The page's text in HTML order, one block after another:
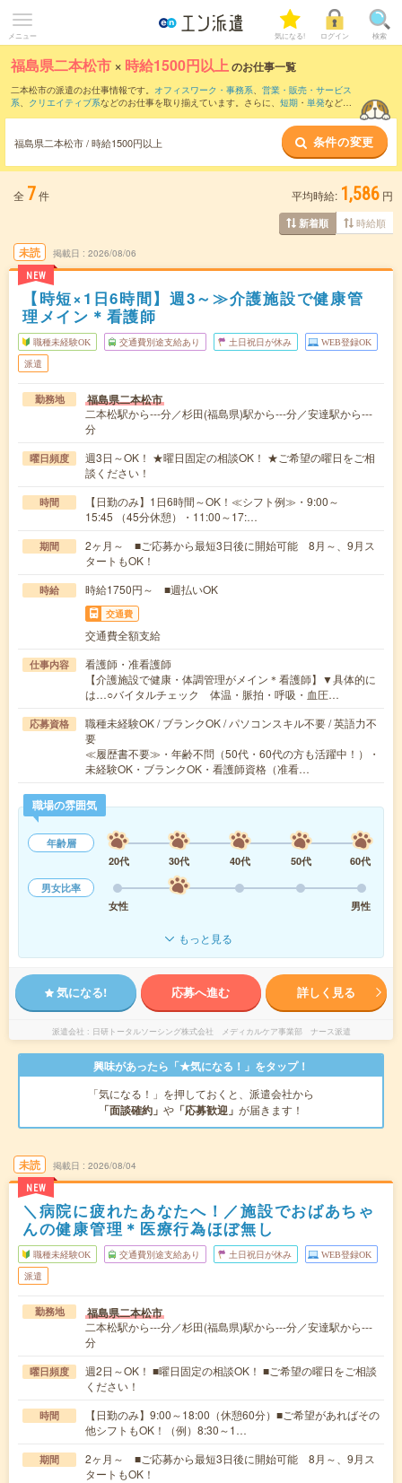
メニュー 気になる! ログイン 検索
福島県二本松市 × 時給1500円以上のお仕事一覧
二本松市の派遣のお仕事情報です。 オフィスワーク・事務系、 営業・販売・サービス
系、 クリエイティブ系などのお仕事を取り揃えています。さらに、 短期 ・ 単発などの
福島県二本松市 / 時給1500円以上 条件の変更
全 7件 平均時給: 1,586 円
新着順 時給順
未読
NEW
掲載日 2026/08/06
【時短×1日6時間】週3～≫介護施設で健康管
理メイン＊看護師
職種未経験OK 交通費別途支給あり 土日祝日が休み WEB登録OK
派遣
勤務地 福島県二本松市
二本松駅から---分／杉田(福島県)駅から---分／安達駅から---
分
曜日頻度
週3日～OK！ ★曜日固定の相談OK！ ★ご希望の曜日をご相
談ください！
時間
【日勤のみ】1日6時間～OK！≪シフト例≫・9:00～
15:45 （45分休憩）・11:00～17:…
期間
2ヶ月～ ■ご応募から最短3日後に開始可能 8月～、9月ス
タートもOK！
時給 時給1750円～ ■週払いOK
交通費
交通費全額支給
仕事内容
看護師・准看護師
【介護施設で健康・体調管理がメイン＊看護師】▼具体的に
は…○バイタルチェック 体温・脈拍・呼吸・血圧…
応募資格
職種未経験OK / ブランクOK / パソコンスキル不要 / 英語力不
要
≪履歴書不要≫・年齢不問（50代・60代の方も活躍中！）・
未経験OK・ブランクOK・看護師資格（准看…
職場の雰囲気
年齢層
20代
30代 40代 50代
60代
男女比率
女性
男性
もっと見る
気になる! 応募へ進む 詳しく見る
派遣会社 日研トータルソーシング株式会社 メディカルケア事業部 ナース派遣
興味があったら「★気になる！」をタップ！
「気になる！」を押しておくと、派遣会社から
「面談確約」 や 「応募歓迎」 が届きます！
未読
NEW
掲載日 2026/08/04
＼病院に疲れたあなたへ！／施設でおばあちゃ
んの健康管理＊医療行為ほぼ無し
職種未経験OK 交通費別途支給あり 土日祝日が休み WEB登録OK
派遣
勤務地 福島県二本松市
二本松駅から---分／杉田(福島県)駅から---分／安達駅から---
分
曜日頻度
週2日～OK！ ■曜日固定の相談OK！ ■ご希望の曜日をご相談
ください！
時間
【日勤のみ】9:00～18:00（休憩60分）■ご希望があればその
他シフトもOK！（例）8:30～1…
期間
2ヶ月～ ■ご応募から最短3日後に開始可能 8月～、9月ス
タートもOK！